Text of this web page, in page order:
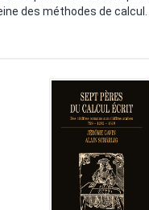
des méthodes de calcul.